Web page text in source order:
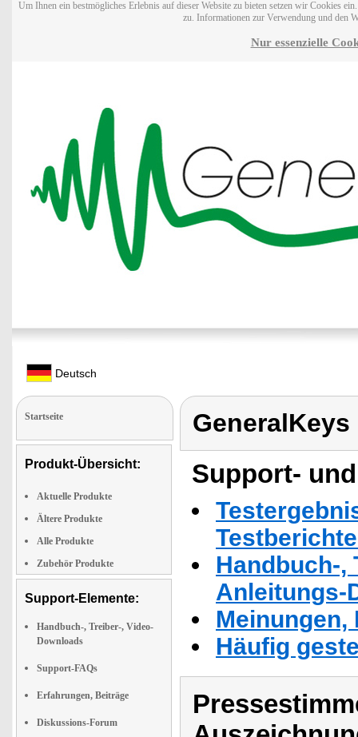
Um Ihnen ein bestmögliches Erlebnis auf dieser Website zu bieten setzen wir Cookies
zu. Informationen zur Verwendung und den
Nur essenzielle
Deutsch
Startseite
Produkt-Übersicht:
Aktuelle Produkte
Ältere Produkte
Alle Produkte
Zubehör Produkte
Support-Elemente:
Handbuch-, Treiber-, Video-
Downloads
Support-FAQs
Erfahrungen, Beiträge
Diskussions-Forum
GeneralKeys
Support-
Handbuch-,
Anleitungs-
Häufig